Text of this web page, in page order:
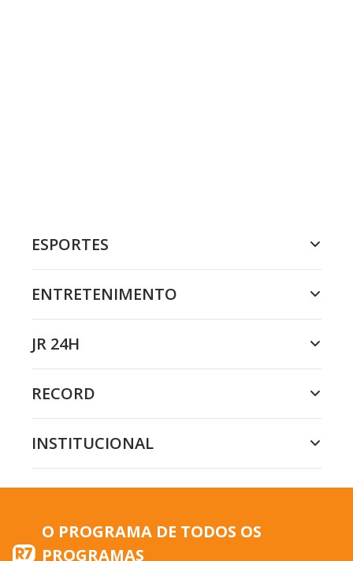
ESPORTES
ENTRETENIMENTO
JR 24H
RECORD
INSTITUCIONAL
O PROGRAMA DE TODOS OS
PROGRAMAS